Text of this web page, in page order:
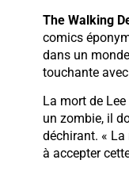
The Walking
comics
dans un
touchante
La mort de
un zombie, il
déchirant. « La
à accepter